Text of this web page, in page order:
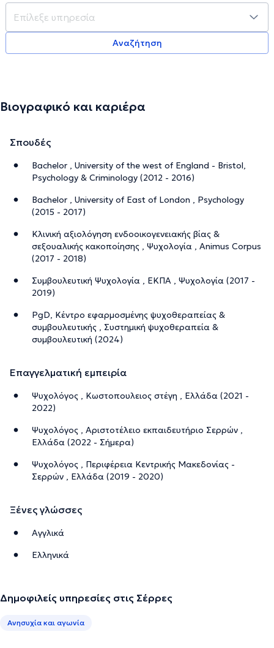
Αναζήτηση
Βιογραφικό και καριέρα
Σπουδές
Bachelor , University of the west of England - Bristol,
Psychology & Criminology (2012 - 2016)
Bachelor , University of East of London , Psychology
(2015 - 2017)
Κλινική αξιολόγηση ενδοοικογενειακής βίας &
σεξουαλικής κακοποίησης , Ψυχολογία , Animus Corpus
(2017 - 2018)
Συμβουλευτική Ψυχολογία , ΕΚΠΑ , Ψυχολογία (2017 -
2019)
PgD, Κέντρο εφαρμοσμένης ψυχοθεραπείας &
συμβουλευτικής , Συστημική ψυχοθεραπεία &
συμβουλευτική (2024)
Επαγγελματική εμπειρία
Ψυχολόγος , Κωστοπουλειος στέγη , Ελλάδα (2021 -
2022)
Ψυχολόγος , Αριστοτέλειο εκπαιδευτήριο Σερρών ,
Ελλάδα (2022 - Σήμερα)
Ψυχολόγος , Περιφέρεια Κεντρικής Μακεδονίας -
Σερρών , Ελλάδα (2019 - 2020)
Ξένες γλώσσες
Αγγλικά
Ελληνικά
Δημοφιλείς υπηρεσίες στις Σέρρες
Ανησυχία και αγωνία